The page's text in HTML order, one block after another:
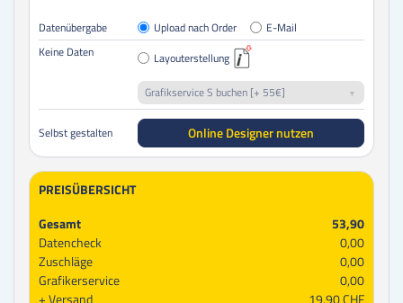
Datenübergabe Upload nach Order
E-Mail
Keine Daten
Layouterstellung
Grafikservice S buchen [+ 55€]
Selbst gestalten Online Designer nutzen
PREISÜBERSICHT
Gesamt
53,90
Datencheck
0,00
Zuschläge
0,00
Grafikerservice
0,00
Versand
19,90 CHF